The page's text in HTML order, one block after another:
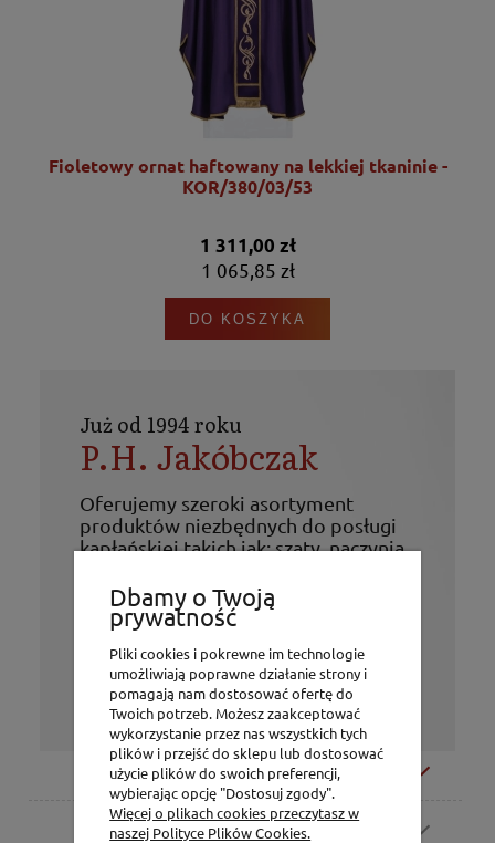
Fioletowy ornat haftowany na lekkiej tkaninie -
KOR/380/03/53
1 311,00 zł
1 065,85 zł
DO KOSZYKA
Już od 1994 roku
P.H. Jakóbczak
Oferujemy szeroki asortyment
produktów niezbędnych do posługi
kapłańskiej takich jak: szaty, naczynia
kościołów. Ponadto w ofercie firmy
znajdują się figury, świece, różańce,
obrazy i wiele innych artykułów o
tematyce religijnej.
Życzymy udanych zakupów!
Moje konto
Zamówienia
Dbamy o Twoją
prywatność
Pliki cookies i pokrewne im technologie
umożliwiają poprawne działanie strony i
pomagają nam dostosować ofertę do
Twoich potrzeb. Możesz zaakceptować
wykorzystanie przez nas wszystkich tych
plików i przejść do sklepu lub dostosować
użycie plików do swoich preferencji,
wybierając opcję "Dostosuj zgody".
Więcej o plikach cookies przeczytasz w
naszej Polityce Plików Cookies.